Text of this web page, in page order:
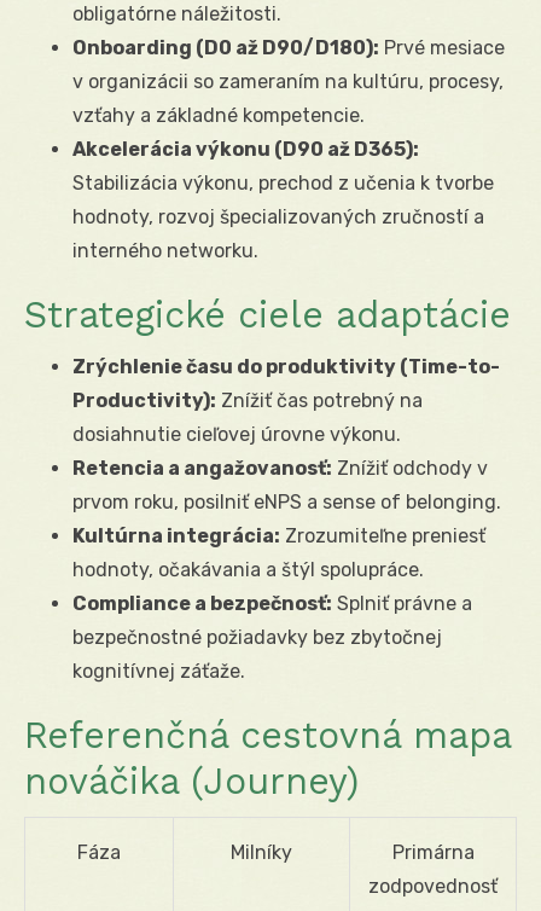
obligatórne náležitosti.
Onboarding (D0 až D90/D180): Prvé mesiace
v organizácii so zameraním na kultúru, procesy,
vzťahy a základné kompetencie.
Akcelerácia výkonu (D90 až D365):
Stabilizácia výkonu, prechod z učenia k tvorbe
hodnoty, rozvoj špecializovaných zručností a
interného networku.
Strategické ciele adaptácie
Zrýchlenie času do produktivity (Time-to-
Productivity): Znížiť čas potrebný na
dosiahnutie cieľovej úrovne výkonu.
Retencia a angažovanosť: Znížiť odchody v
prvom roku, posilniť eNPS a sense of belonging.
Kultúrna integrácia: Zrozumiteľne preniesť
hodnoty, očakávania a štýl spolupráce.
Compliance a bezpečnosť: Splniť právne a
bezpečnostné požiadavky bez zbytočnej
kognitívnej záťaže.
Referenčná cestovná mapa
nováčika (Journey)
Fáza Milníky
Primárna
zodpovednosť